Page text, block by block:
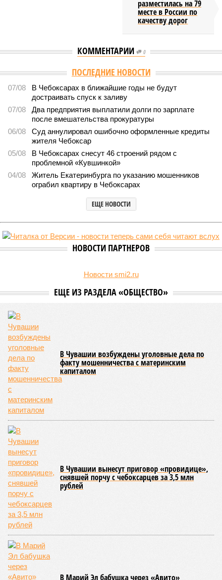
разместилась на 79
месте в России по
качеству дорог
КОММЕНТАРИИ 0
Версия //Власть //Роспотребнадзор после проверки отстранил от
работы 20 сотрудников детских лагерей
Роспотребнадзор после проверки отстранил от работы 20
сотрудников детских лагерей
Здоровый отдых
детских лагерей (фото: pixnio.com)
Руководитель Управления Роспотребнадзора по Чувашской
Республике Татьяна Гермонова принимала участие в заседании
Межведомственной комиссии, занимающейся вопросами
организации детского отдыха и оздоровления в регионе. В
летней оздоровительной кампании 2026 года и промежуточные
были обобщены
мероприятий в детских оздоровительных лагерях. В
нынешнем сезоне функционирует 299 таких учреждений,
причём 14 из них относятся к загородному типу. Сотрудники
ведомства осуществили 105 выездных проверок и
профилактических визитов, что позволило охватить
проверочными действиями значительную долю лагерей. По
администраций этих объектов были вынесены
недостатки.
Среди наиболее часто встречающихся нарушений
оказались следующие: ненадлежащее содержание
территории и несоблюдение санитарно-гигиенических норм
на ней; нарушения в процессе организации питания детей и
при обеспечении питьевого режима; а также
несвоевременное или неполное проведение медицинских
осмотров сотрудников лагерей.
Особый контроль был направлен на персонал,
работающий на пищеблоках. В ходе этих проверок у 20
человек были обнаружены возбудители инфекций –
указанные сотрудники были незамедлительно отстранены
от выполнения своих обязанностей и направлены на
лечение.